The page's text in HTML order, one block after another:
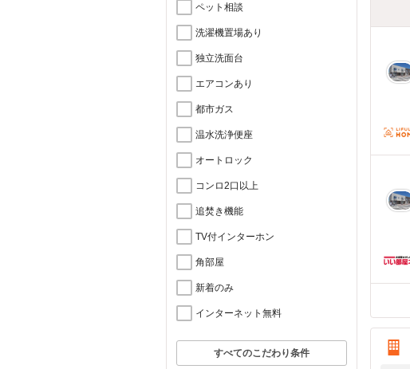
ペット相談
洗濯機置場あり
独立洗面台
エアコンあり
都市ガス
温水洗浄便座
オートロック
コンロ2口以上
追焚き機能
TV付インターホン
角部屋
新着のみ
インターネット無料
すべてのこだわり条件